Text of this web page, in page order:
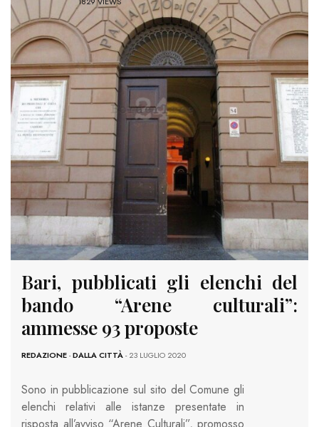
Bari, pubblicati gli elenchi del
bando “Arene culturali”:
ammesse 93 proposte
REDAZIONE-DALLA CITTÀ- 23 LUGLIO 2020
Sono in pubblicazione sul sito del Comune gli
elenchi relativi alle istanze presentate in